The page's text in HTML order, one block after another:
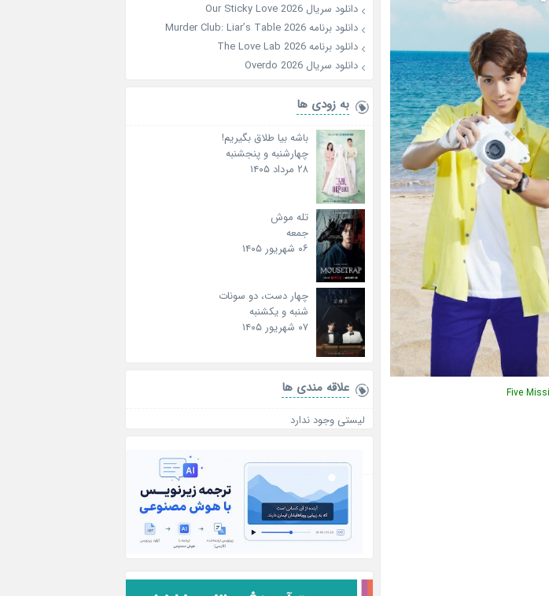
دانلود سریال Our Sticky Love 2026
دانلود برنامه Murder Club: Liar’s Table 2026
دانلود برنامه The Love Lab 2026
دانلود سریال Overdo 2026
به زودی ها
باشه بیا طلاق بگیریم!
چهارشنبه و پنجشنبه
۲۸ مرداد ۱۴۰۵
تله موش
جمعه
۰۶ شهریور ۱۴۰۵
چهار دست، دو سونات
شنبه و یکشنبه
۰۷ شهریور ۱۴۰۵
علاقه‌ مندی ها
لیستی وجود ندارد